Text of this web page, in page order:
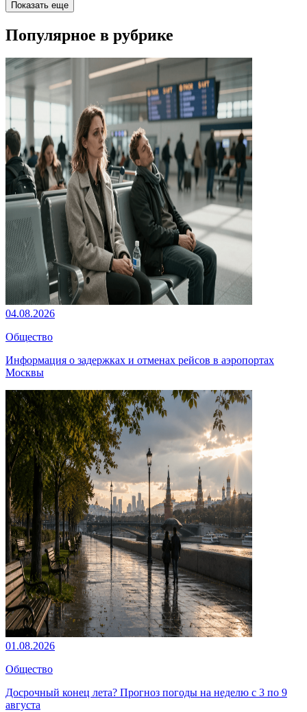
Показать еще
Популярное в рубрике
04.08.2026
Общество
Информация о задержках и отменах рейсов в аэропортах
Москвы
01.08.2026
Общество
Досрочный конец лета? Прогноз погоды на неделю с 3 по 9
августа